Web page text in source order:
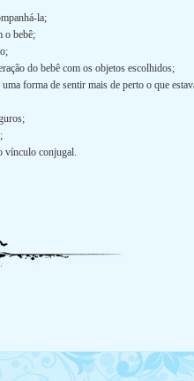
la;
o bebê;
do bebê com os objetos escolhidos;
forma de sentir mais de perto o que
vínculo conjugal.